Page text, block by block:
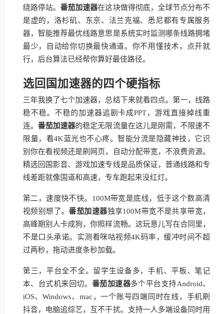
绕路停站。番茄加速器在这块做得彻底，全球节点分布不
是虚的，洛杉矶、东京、法兰克福、悉尼都有专属服务
器，智能推荐最优线路意思是系统实时监测哪条线路拥堵
最少，自动给你切换最快通道。你不用懂技术，点开就
行，后台算法已经帮你算好最佳路径。
选回国加速器的四个硬指标
三年我换了七个加速器，总结下来就看四点。第一，线路
稳不稳。不稳的加速器追剧卡成PPT，游戏直接掉线重
连。番茄加速器的稳定无限流量在这儿是刚需，不限速不
限量，看4K蓝光也不心疼。智能分流是隐藏神技，它识
别你在看视频还是刷网页，自动分配带宽，不浪费资源。
精选回国影音、游戏加速专线是品质保证，普通线路和专
线差距就像国道和高速，专车跑起来没红灯。
第二，速度快不快。100M带宽是底线，低于这个数高清
视频别想了。番茄加速器独享100M带宽不是共享带宽，
高峰期别人卡成狗，你照样流畅。这玩意儿写在合同里，
不是口头承诺。实测看咪咕视频4K码率，缓冲时间不超
过两秒，拖动进度条秒加载。
第三，平台全不全。留学生设备多，手机、平板、笔记
本、台式机来回切。 番茄加速器多个平台支持Android、
iOS、Windows、mac，一个账号四端同时在线，手机刷
抖音，电脑追综艺，互不干扰。支持一人多端设备同时用